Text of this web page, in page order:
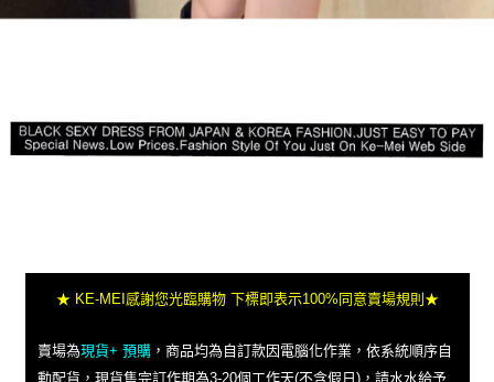
★ KE-MEI感謝您光臨購物 下標即表示100%同意賣場規則★
賣場為現貨+ 預購，商品均為自訂款因電腦化作業，依系統順序自
動配貨，現貨售完訂作期為3-20個工作天(不含假日)，請水水給予